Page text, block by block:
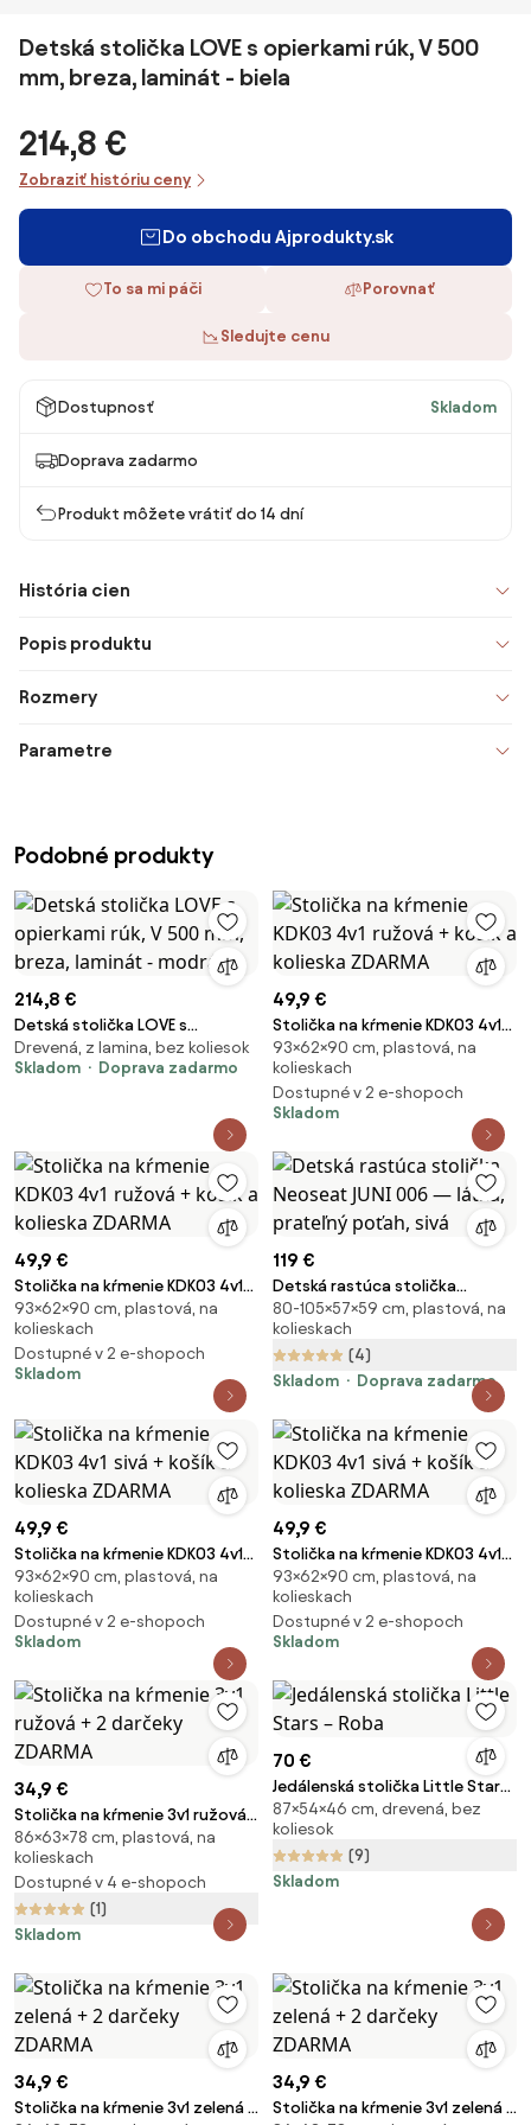
Detská stolička LOVE s opierkami rúk, V 500
mm, breza, laminát - biela
214,8 €
Zobraziť históriu ceny
Do obchodu Ajprodukty.sk
To sa mi páči Porovnať
Sledujte cenu
Dostupnosť Skladom
Doprava zadarmo
Produkt môžete vrátiť do 14 dní
História cien
Popis produktu
Rozmery
Parametre
Podobné produkty
214,8 €
Detská stolička LOVE s
opierkami rúk, V 500 mm,
breza, laminát - modrá
Drevená, z lamina, bez koliesok
Skladom
Doprava zadarmo
49,9 €
Stolička na kŕmenie KDK03 4v1
ružová + košík a kolieska
ZDARMA
93×62×90 cm, plastová, na
kolieskach
Dostupné v 2 e-shopoch
Skladom
49,9 €
Stolička na kŕmenie KDK03 4v1
ružová + košík a kolieska
ZDARMA
93×62×90 cm, plastová, na
kolieskach
Dostupné v 2 e-shopoch
Skladom
119 €
Detská rastúca stolička
Neoseat JUNI 006 — látka,
prateľný poťah, sivá
80-105×57×59 cm, plastová, na
kolieskach
(4)
Skladom
Doprava zadarmo
49,9 €
Stolička na kŕmenie KDK03 4v1
sivá + košík a kolieska ZDARMA
93×62×90 cm, plastová, na
kolieskach
Dostupné v 2 e-shopoch
Skladom
49,9 €
Stolička na kŕmenie KDK03 4v1
sivá + košík a kolieska ZDARMA
93×62×90 cm, plastová, na
kolieskach
Dostupné v 2 e-shopoch
Skladom
34,9 €
Stolička na kŕmenie 3v1 ružová
+ 2 darčeky ZDARMA
86×63×78 cm, plastová, na
kolieskach
Dostupné v 4 e-shopoch
(1)
Skladom
70 €
Jedálenská stolička Little Stars
– Roba
87×54×46 cm, drevená, bez
koliesok
(9)
Skladom
34,9 €
Stolička na kŕmenie 3v1 zelená +
34,9 €
Stolička na kŕmenie 3v1 zelená +